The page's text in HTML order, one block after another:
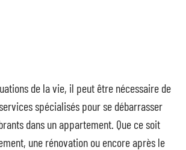
de la vie, il peut être nécessaire de
spécialisés pour se débarrasser
dans un appartement. Que ce soit
une rénovation ou encore après le